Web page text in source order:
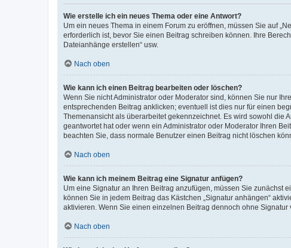
Wie erstelle ich ein neues Thema oder eine Antwort?
Um ein neues Thema in einem Forum zu eröffnen, müssen Sie auf
erforderlich ist, bevor Sie einen Beitrag schreiben können. Ihre
Dateianhänge erstellen“ usw.
Nach oben
Wie kann ich einen Beitrag bearbeiten oder löschen?
Wenn Sie nicht Administrator oder Moderator sind, können Sie nur
entsprechenden Beitrag anklicken; eventuell ist dies nur für einen
Themenansicht als überarbeitet gekennzeichnet. Es wird sowohl die
geantwortet hat oder wenn ein Administrator oder Moderator Ihren
beachten Sie, dass normale Benutzer einen Beitrag nicht löschen
Nach oben
Wie kann ich meinem Beitrag eine Signatur anfügen?
Um eine Signatur an Ihren Beitrag anzufügen, müssen Sie zunächst
können Sie in jedem Beitrag das Kästchen „Signatur anhängen“
aktivieren. Wenn Sie einen einzelnen Beitrag dennoch ohne
Nach oben